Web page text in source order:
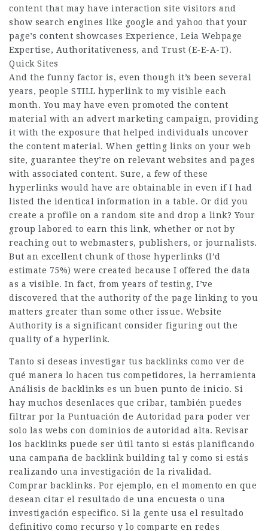
content that may have interaction site visitors and
show search engines like google and yahoo that your
page’s content showcases Experience, Leia Webpage
Expertise, Authoritativeness, and Trust (E-E-A-T).
Quick Sites
And the funny factor is, even though it’s been several
years, people STILL hyperlink to my visible each
month. You may have even promoted the content
material with an advert marketing campaign, providing
it with the exposure that helped individuals uncover
the content material. When getting links on your web
site, guarantee they’re on relevant websites and pages
with associated content. Sure, a few of these
hyperlinks would have are obtainable in even if I had
listed the identical information in a table. Or did you
create a profile on a random site and drop a link? Your
group labored to earn this link, whether or not by
reaching out to webmasters, publishers, or journalists.
But an excellent chunk of those hyperlinks (I’d
estimate 75%) were created because I offered the data
as a visible. In fact, from years of testing, I’ve
discovered that the authority of the page linking to you
matters greater than some other issue. Website
Authority is a significant consider figuring out the
quality of a hyperlink.
Tanto si deseas investigar tus backlinks como ver de
qué manera lo hacen tus competidores, la herramienta
Análisis de backlinks es un buen punto de inicio. Si
hay muchos desenlaces que cribar, también puedes
filtrar por la Puntuación de Autoridad para poder ver
solo las webs con dominios de autoridad alta. Revisar
los backlinks puede ser útil tanto si estás planificando
una campaña de backlink building tal y como si estás
realizando una investigación de la rivalidad.
Comprar backlinks. Por ejemplo, en el momento en que
desean citar el resultado de una encuesta o una
investigación especifico. Si la gente usa el resultado
definitivo como recurso y lo comparte en redes